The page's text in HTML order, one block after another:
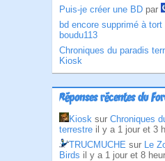
Puis-je créer une BD par
bd encore supprimé à tort
boudu113
Chroniques du paradis
Kiosk
Réponses récentes du
Kiosk sur Chroniques
terrestre il y a 1 jour et 3
TRUCMUCHE sur Le
Birds il y a 1 jour et 8